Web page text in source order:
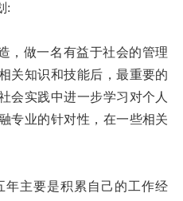
:
，做一名有益于社会的管理
关知识和技能后，最重要的
会实践中进一步学习对个人
专业的针对性，在一些相关
主要是积累自己的工作经